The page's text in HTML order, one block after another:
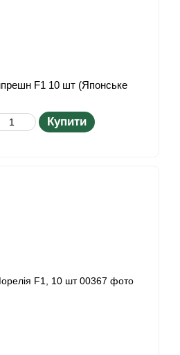
F1 10 шт (Японське
Купити